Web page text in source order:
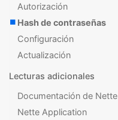
Autorización
Hash de contraseñas
Configuración
Actualización
Lecturas adicionales
Documentación de Nette
Nette Application